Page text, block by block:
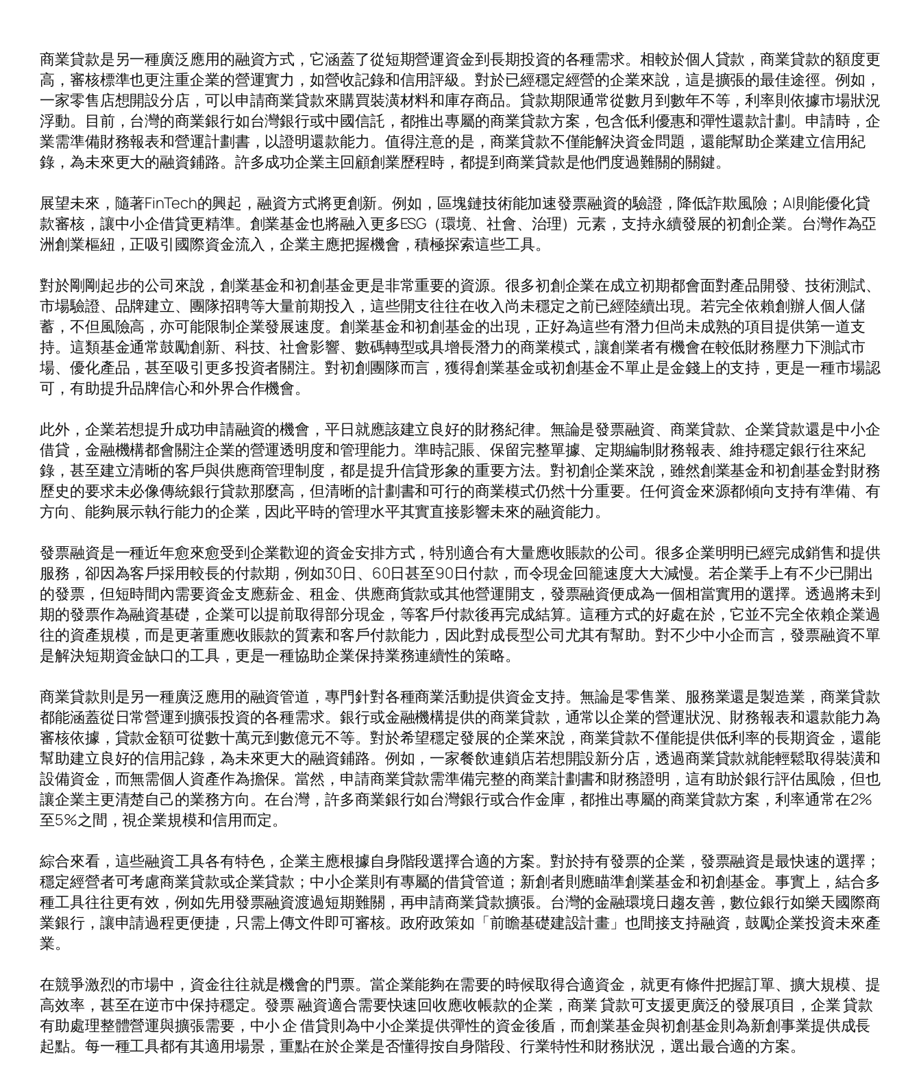
商業貸款是另一種廣泛應用的融資方式，它涵蓋了從短期營運資金到長期投資的各種需求。相較於個人貸款，商業貸款的額度更
高，審核標準也更注重企業的營運實力，如營收記錄和信用評級。對於已經穩定經營的企業來說，這是擴張的最佳途徑。例如，
一家零售店想開設分店，可以申請商業貸款來購買裝潢材料和庫存商品。貸款期限通常從數月到數年不等，利率則依據市場狀況
浮動。目前，台灣的商業銀行如台灣銀行或中國信託，都推出專屬的商業貸款方案，包含低利優惠和彈性還款計劃。申請時，企
業需準備財務報表和營運計劃書，以證明還款能力。值得注意的是，商業貸款不僅能解決資金問題，還能幫助企業建立信用紀
錄，為未來更大的融資鋪路。許多成功企業主回顧創業歷程時，都提到商業貸款是他們度過難關的關鍵。
展望未來，隨著FinTech的興起，融資方式將更創新。例如，區塊鏈技術能加速發票融資的驗證，降低詐欺風險；AI則能優化貸
款審核，讓中小企借貸更精準。創業基金也將融入更多ESG（環境、社會、治理）元素，支持永續發展的初創企業。台灣作為亞
洲創業樞紐，正吸引國際資金流入，企業主應把握機會，積極探索這些工具。
對於剛剛起步的公司來說，創業基金和初創基金更是非常重要的資源。很多初創企業在成立初期都會面對產品開發、技術測試、
市場驗證、品牌建立、團隊招聘等大量前期投入，這些開支往往在收入尚未穩定之前已經陸續出現。若完全依賴創辦人個人儲
蓄，不但風險高，亦可能限制企業發展速度。創業基金和初創基金的出現，正好為這些有潛力但尚未成熟的項目提供第一道支
持。這類基金通常鼓勵創新、科技、社會影響、數碼轉型或具增長潛力的商業模式，讓創業者有機會在較低財務壓力下測試市
場、優化產品，甚至吸引更多投資者關注。對初創團隊而言，獲得創業基金或初創基金不單止是金錢上的支持，更是一種市場認
可，有助提升品牌信心和外界合作機會。
此外，企業若想提升成功申請融資的機會，平日就應該建立良好的財務紀律。無論是發票融資、商業貸款、企業貸款還是中小企
借貸，金融機構都會關注企業的營運透明度和管理能力。準時記賬、保留完整單據、定期編制財務報表、維持穩定銀行往來紀
錄，甚至建立清晰的客戶與供應商管理制度，都是提升信貸形象的重要方法。對初創企業來說，雖然創業基金和初創基金對財務
歷史的要求未必像傳統銀行貸款那麼高，但清晰的計劃書和可行的商業模式仍然十分重要。任何資金來源都傾向支持有準備、有
方向、能夠展示執行能力的企業，因此平時的管理水平其實直接影響未來的融資能力。
發票融資是一種近年愈來愈受到企業歡迎的資金安排方式，特別適合有大量應收賬款的公司。很多企業明明已經完成銷售和提供
服務，卻因為客戶採用較長的付款期，例如30日、60日甚至90日付款，而令現金回籠速度大大減慢。若企業手上有不少已開出
的發票，但短時間內需要資金支應薪金、租金、供應商貨款或其他營運開支，發票融資便成為一個相當實用的選擇。透過將未到
期的發票作為融資基礎，企業可以提前取得部分現金，等客戶付款後再完成結算。這種方式的好處在於，它並不完全依賴企業過
往的資產規模，而是更著重應收賬款的質素和客戶付款能力，因此對成長型公司尤其有幫助。對不少中小企而言，發票融資不單
是解決短期資金缺口的工具，更是一種協助企業保持業務連續性的策略。
商業貸款則是另一種廣泛應用的融資管道，專門針對各種商業活動提供資金支持。無論是零售業、服務業還是製造業，商業貸款
都能涵蓋從日常營運到擴張投資的各種需求。銀行或金融機構提供的商業貸款，通常以企業的營運狀況、財務報表和還款能力為
審核依據，貸款金額可從數十萬元到數億元不等。對於希望穩定發展的企業來說，商業貸款不僅能提供低利率的長期資金，還能
幫助建立良好的信用記錄，為未來更大的融資鋪路。例如，一家餐飲連鎖店若想開設新分店，透過商業貸款就能輕鬆取得裝潢和
設備資金，而無需個人資產作為擔保。當然，申請商業貸款需準備完整的商業計劃書和財務證明，這有助於銀行評估風險，但也
讓企業主更清楚自己的業務方向。在台灣，許多商業銀行如台灣銀行或合作金庫，都推出專屬的商業貸款方案，利率通常在2%
至5%之間，視企業規模和信用而定。
綜合來看，這些融資工具各有特色，企業主應根據自身階段選擇合適的方案。對於持有發票的企業，發票融資是最快速的選擇；
穩定經營者可考慮商業貸款或企業貸款；中小企業則有專屬的借貸管道；新創者則應瞄準創業基金和初創基金。事實上，結合多
種工具往往更有效，例如先用發票融資渡過短期難關，再申請商業貸款擴張。台灣的金融環境日趨友善，數位銀行如樂天國際商
業銀行，讓申請過程更便捷，只需上傳文件即可審核。政府政策如「前瞻基礎建設計畫」也間接支持融資，鼓勵企業投資未來產
業。
在競爭激烈的市場中，資金往往就是機會的門票。當企業能夠在需要的時候取得合適資金，就更有條件把握訂單、擴大規模、提
高效率，甚至在逆市中保持穩定。發票 融資適合需要快速回收應收帳款的企業，商業 貸款可支援更廣泛的發展項目，企業 貸款
有助處理整體營運與擴張需要，中小 企 借貸則為中小企業提供彈性的資金後盾，而創業基金與初創基金則為新創事業提供成長
起點。每一種工具都有其適用場景，重點在於企業是否懂得按自身階段、行業特性和財務狀況，選出最合適的方案。